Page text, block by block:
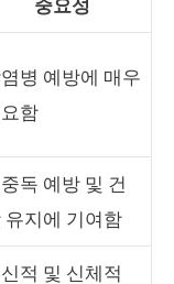
병 예방에 매우
함
독 예방 및 건
유지에 기여함
적 및 신체적